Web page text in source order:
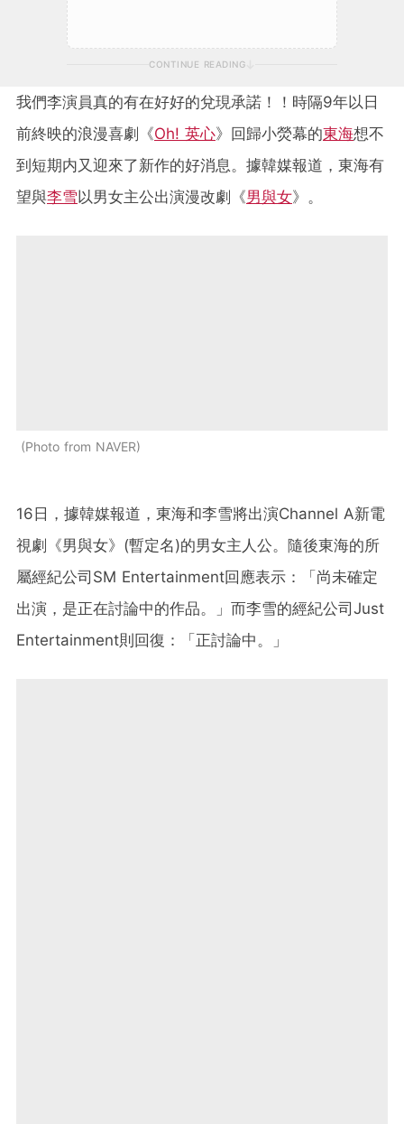
CONTINUE READING
我們李演員真的有在好好的兌現承諾！！時隔9年以日
前終映的浪漫喜劇《Oh! 英心》回歸小熒幕的東海想不
到短期内又迎來了新作的好消息。據韓媒報道，東海有
望與李雪以男女主公出演漫改劇《男與女》。
Photo from NAVER
16日，據韓媒報道，東海和李雪將出演Channel A新電
視劇《男與女》(暫定名)的男女主人公。隨後東海的所
屬經紀公司SM Entertainment回應表示：「尚未確定
出演，是正在討論中的作品。」而李雪的經紀公司Just
Entertainment則回復：「正討論中。」